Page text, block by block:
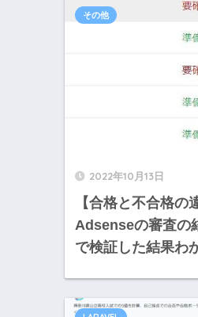
2022年10月13日
【合格と不合格
Adsenseの審査の
で検証した結果わ
その他